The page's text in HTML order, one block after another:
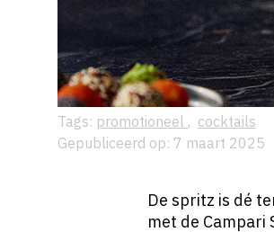
Tags: promotioneel , cocktails
Gepubliceerd op: 7 maart 2025
De spritz is dé
met de